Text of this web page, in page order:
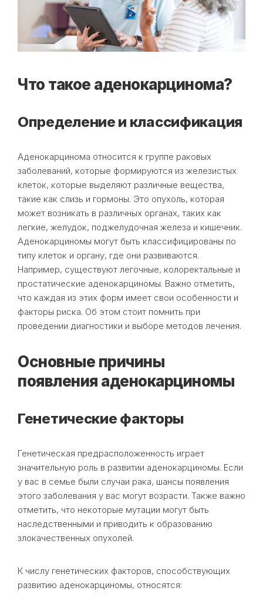
Что такое аденокарцинома?
Определение и классификация
Аденокарцинома относится к группе раковых
заболеваний, которые формируются из железистых
клеток, которые выделяют различные вещества,
такие как слизь и гормоны. Это опухоль, которая
может возникать в различных органах, таких как
легкие, желудок, поджелудочная железа и кишечник.
Аденокарциномы могут быть классифицированы по
типу клеток и органу, где они развиваются.
Например, существуют легочные, колоректальные и
простатические аденокарциномы. Важно отметить,
что каждая из этих форм имеет свои особенности и
факторы риска. Об этом стоит помнить при
проведении диагностики и выборе методов лечения.
Основные причины
появления аденокарциномы
Генетические факторы
Генетическая предрасположенность играет
значительную роль в развитии аденокарциномы. Если
у вас в семье были случаи рака, шансы появления
этого заболевания у вас могут возрасти. Также важно
отметить, что некоторые мутации могут быть
наследственными и приводить к образованию
злокачественных опухолей.
К числу генетических факторов, способствующих
развитию аденокарциномы, относятся: